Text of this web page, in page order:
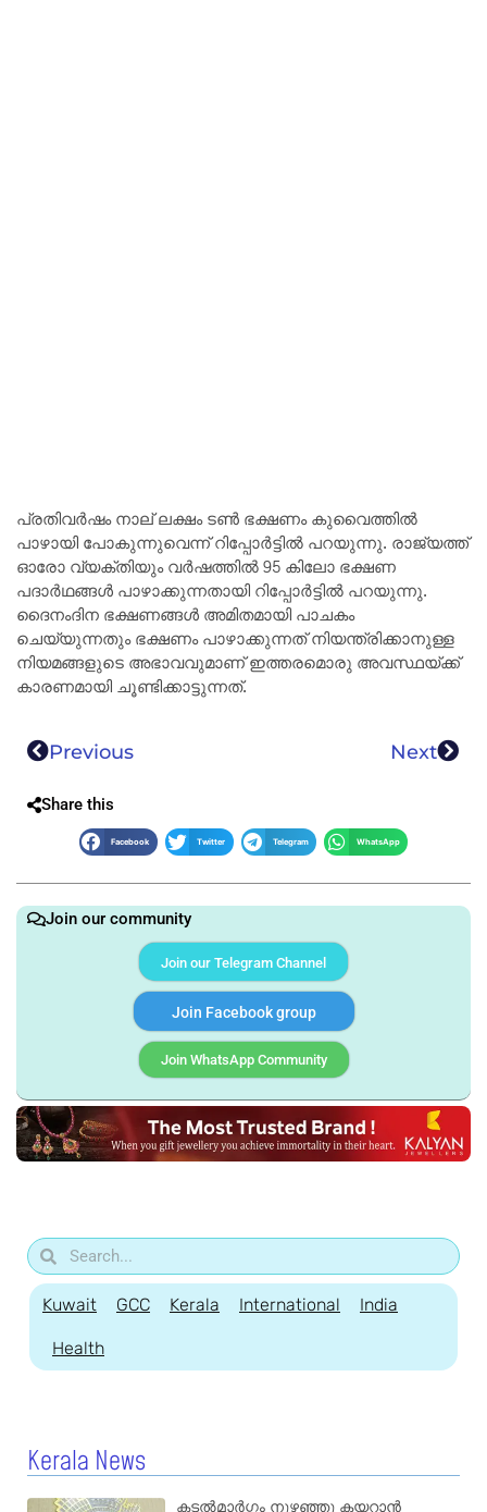
പ്രതിവർഷം നാല് ലക്ഷം ടൺ ഭക്ഷണം കുവൈത്തിൽ
പാഴായി പോകുന്നുവെന്ന് റിപ്പോർട്ടിൽ പറയുന്നു. രാജ്യത്ത്
ഓരോ വ്യക്തിയും വർഷത്തിൽ 95 കിലോ ഭക്ഷണ
പദാർഥങ്ങൾ പാഴാക്കുന്നതായി റിപ്പോർട്ടിൽ പറയുന്നു.
ദൈനംദിന ഭക്ഷണങ്ങൾ അമിതമായി പാചകം
ചെയ്യുന്നതും ഭക്ഷണം പാഴാക്കുന്നത് നിയന്ത്രിക്കാനുള്ള
നിയമങ്ങളുടെ അഭാവവുമാണ് ഇത്തരമൊരു അവസ്ഥയ്ക്ക്
കാരണമായി ചൂണ്ടിക്കാട്ടുന്നത്.
Previous Next
Share this
Facebook Twitter Telegram WhatsApp
Join our community
Join our Telegram Channel
Join Facebook group
Join WhatsApp Community
Kuwait GCC Kerala International India
Health
Kerala News
കടൽമാർഗ്ഗം നുഴഞ്ഞു കയറാൻ